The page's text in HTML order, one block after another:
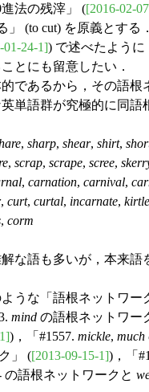
進法の残滓」 ([2016-02-
」 (to cut) を原義とす
01-24-1]) で述べたように
とにも留意したい．
であるから，その語根
単語群が究極的に同語
, sharp, shear, shirt,
, scrap, scrape, scree,
, carnation, carnival,
, curt, curtal, incarnate, kirtle
, corm
な語も多いが，本来語
うな「語根ネットワー
mind の語根ネットワー
)，「#1557. mickle, much
」 ([2013-09-15-1])，「
の語根ネットワークと